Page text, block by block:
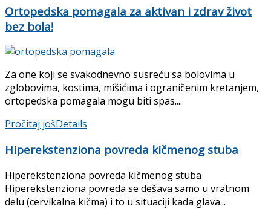
Ortopedska pomagala za aktivan i zdrav život
bez bola!
Za one koji se svakodnevno susreću sa bolovima u
zglobovima, kostima, mišićima i ograničenim kretanjem,
ortopedska pomagala mogu biti spas....
Pročitaj jošDetails
Hiperekstenziona povreda kičmenog stuba
Hiperekstenziona povreda kičmenog stuba
Hiperekstenziona povreda se dešava samo u vratnom
delu (cervikalna kičma) i to u situaciji kada glava...